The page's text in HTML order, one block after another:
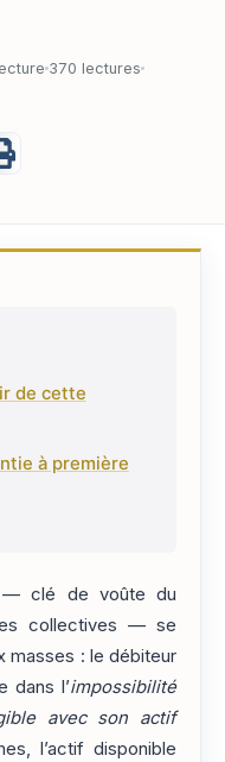
370 lectures
de cette
à première
— clé de voûte du
collectives — se
masses : le débiteur
dans l’impossibilité
avec son actif
l’actif disponible